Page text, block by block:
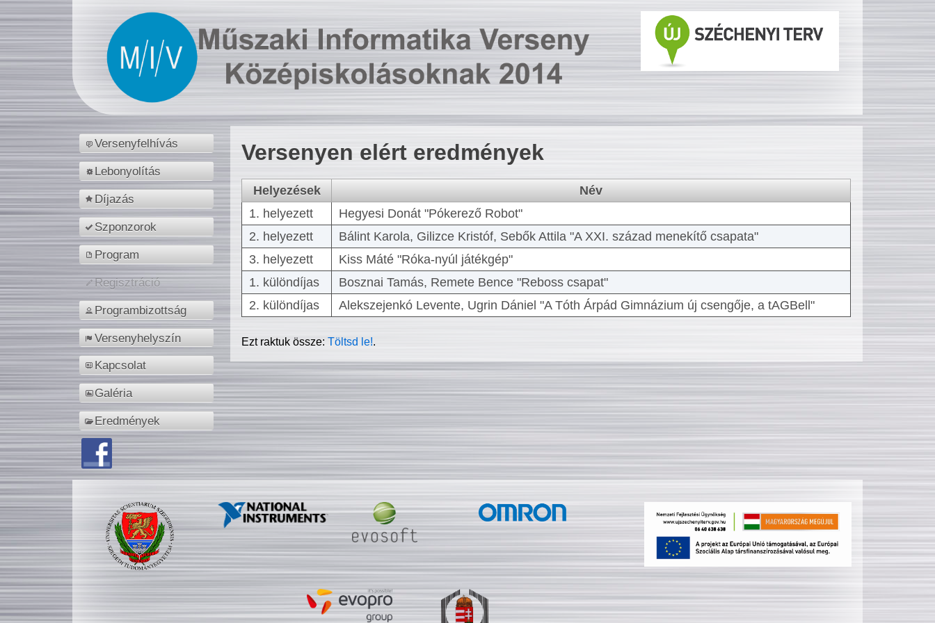
Versenyfelhívás
Lebonyolítás
Díjazás
Szponzorok
Program
Regisztráció
Programbizottság
Versenyhelyszín
Kapcsolat
Galéria
Eredmények
Versenyen elért eredmények
Helyezések
Név
1. helyezett
Hegyesi Donát "Pókerező Robot"
2. helyezett
Bálint Karola, Gilizce Kristóf, Sebők Attila "A XXI. század menekítő csapata"
3. helyezett
Kiss Máté "Róka-nyúl játékgép"
1. különdíjas
Bosznai Tamás, Remete Bence "Reboss csapat"
2. különdíjas
Alekszejenkó Levente, Ugrin Dániel "A Tóth Árpád Gimnázium új csengője, a tAGBell"
Ezt raktuk össze:Töltsd le!.